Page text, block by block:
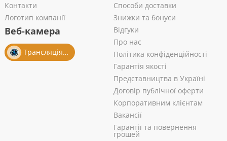
Контакти
Логотип компанії
Веб-камера
Трансляція із салону
Способи доставки
Знижки та бонуси
Відгуки
Про нас
Політика конфіденційності
Гарантія якості
Представництва в Україні
Договір публічної оферти
Корпоративним клієнтам
Вакансії
Гарантії та повернення
грошей